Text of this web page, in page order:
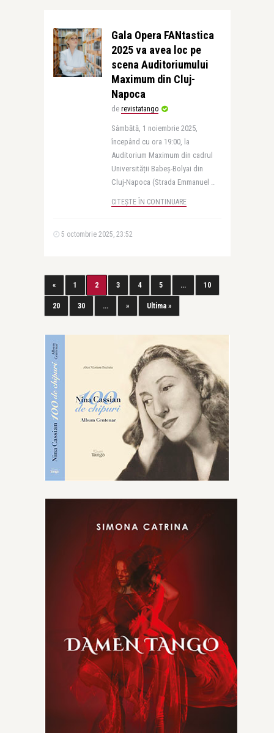
Gala Opera FANtastica
2025 va avea loc pe
scena Auditoriumului
Maximum din Cluj-
Napoca
de revistatango
Sâmbătă, 1 noiembrie 2025,
începând cu ora 19:00, la
Auditorium Maximum din cadrul
Universității Babeș-Bolyai din
Cluj-Napoca (Strada Emmanuel ..
CITEȘTE ÎN CONTINUARE
5 octombrie 2025, 23:52
« 1 2 3 4 5 ... 10
20 30 ... » Ultima »